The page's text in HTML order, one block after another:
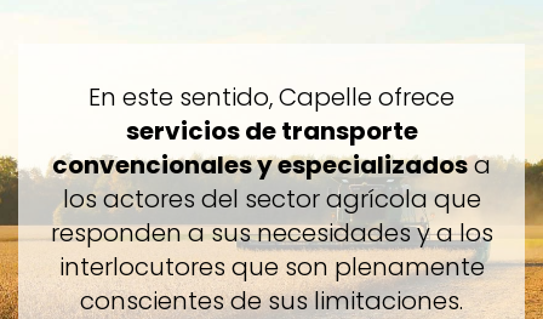
En este sentido, Capelle ofrece
servicios de transporte
convencionales y especializadosa
los actores del sector agrícola que
responden a sus necesidades y a los
interlocutores que son plenamente
conscientes de sus limitaciones.